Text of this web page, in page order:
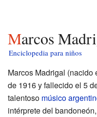
Marcos
Enciclopedia para niños
Marcos Madrigal
de 1916 y fallecido el 5
talentoso músico
intérprete del